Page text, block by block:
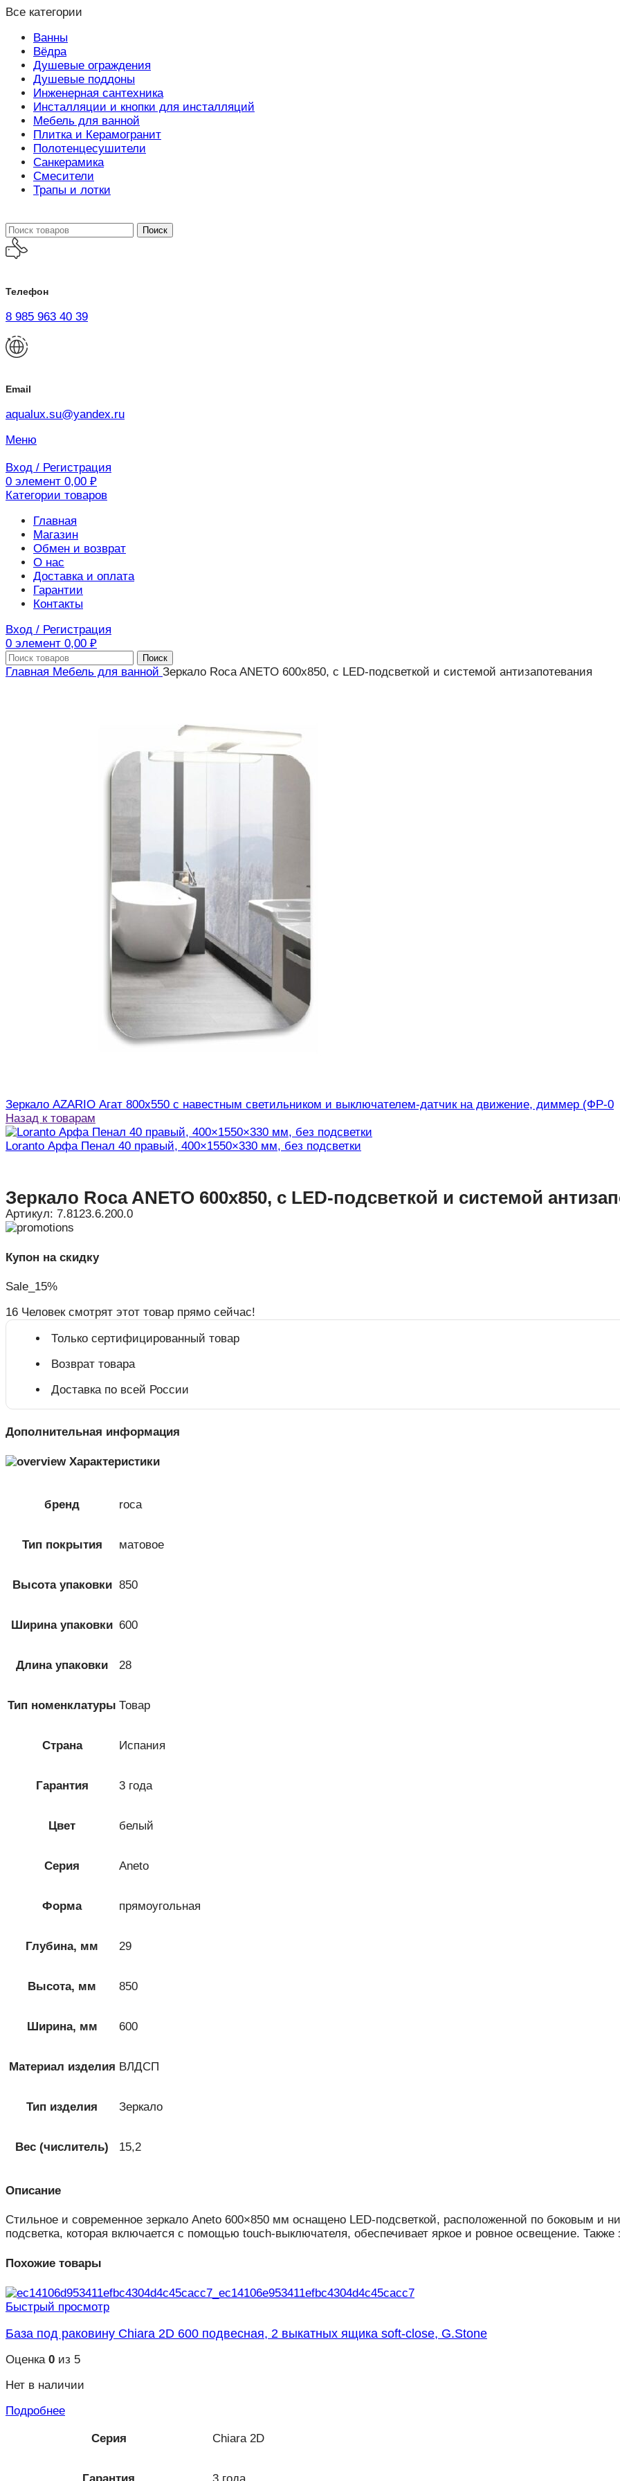
Все категории
Ванны
Вёдра
Душевые ограждения
Душевые поддоны
Инженерная сантехника
Инсталляции и кнопки для инсталляций
Мебель для ванной
Плитка и Керамогранит
Полотенцесушители
Санкерамика
Смесители
Трапы и лотки
Поиск
Телефон
8 985 963 40 39
Email
aqualux.su@yandex.ru
Меню
Вход / Регистрация
0 элемент 0,00 ₽
Категории товаров
Главная
Магазин
Обмен и возврат
О нас
Доставка и оплата
Гарантии
Контакты
Вход / Регистрация
0 элемент 0,00 ₽
Поиск
Главная Мебель для ванной Зеркало Roca ANETO 600х850, c LED-подсветкой и системой антизапотевания
Зеркало AZARIO Агат 800х550 с навестным светильником и выключателем-датчик на движение, диммер (ФР-0
Назад к товарам
Loranto Арфа Пенал 40 правый, 400×1550×330 мм, без подсветки
Зеркало Roca ANETO 600х850, c LED-подсветкой и системой
Артикул: 7.8123.6.200.0
Купон на скидку
Sale_15%
16 Человек смотрят этот товар прямо сейчас!
Только сертифицированный товар
Возврат товара
Доставка по всей России
Дополнительная информация
Характеристики
бренд roca
Тип покрытия матовое
Высота упаковки 850
Ширина упаковки 600
Длина упаковки 28
Тип номенклатуры Товар
Страна Испания
Гарантия 3 года
Цвет белый
Серия Aneto
Форма прямоугольная
Глубина, мм 29
Высота, мм 850
Ширина, мм 600
Материал изделия ВЛДСП
Тип изделия Зеркало
Вес (числитель) 15,2
Описание
Стильное и современное зеркало Aneto 600×850 мм оснащено LED-подсветкой, расположенной по боковым и
подсветка, которая включается с помощью touch-выключателя, обеспечивает яркое и ровное освещение. Также
Похожие товары
Быстрый просмотр
База под раковину Chiara 2D 600 подвесная, 2 выкатных ящика soft-close, G.Stone
Оценка 0 из 5
Нет в наличии
Подробнее
Серия Chiara 2D